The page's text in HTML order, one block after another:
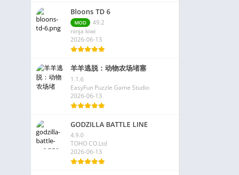
Bloons TD 6
MOD
49.2
ninja kiwi
2026-06-13
羊羊逃脱：动物农场堵塞
1.1.6
EasyFun Puzzle Game Studio
2026-06-13
GODZILLA BATTLE LINE
4.9.0
TOHO CO.Ltd
2026-06-13